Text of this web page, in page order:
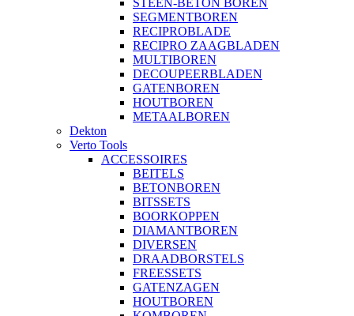
STEEN-BETON BOREN
SEGMENTBOREN
RECIPROBLADE
RECIPRO ZAAGBLADEN
MULTIBOREN
DECOUPEERBLADEN
GATENBOREN
HOUTBOREN
METAALBOREN
Dekton
Verto Tools
ACCESSOIRES
BEITELS
BETONBOREN
BITSSETS
BOORKOPPEN
DIAMANTBOREN
DIVERSEN
DRAADBORSTELS
FREESSETS
GATENZAGEN
HOUTBOREN